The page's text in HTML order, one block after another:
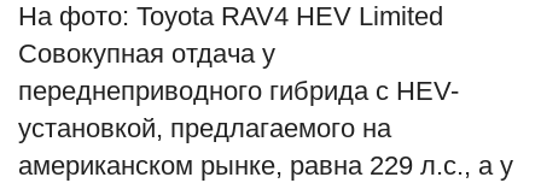
На фото: Toyota RAV4 HEV Limited
Совокупная отдача у
переднеприводного гибрида с HEV-
установкой, предлагаемого на
американском рынке, равна 229 л.с., а у